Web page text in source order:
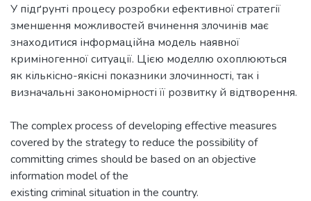
У підґрунті процесу розробки ефективної стратегії
зменшення можливостей вчинення злочинів має
знаходитися інформаційна модель наявної
криміногенної ситуації. Цією моделлю охоплюються
як кількісно-якісні показники злочинності, так і
визначальні закономірності її розвитку й відтворення.
The complex process of developing effective measures
covered by the strategy to reduce the possibility of
committing crimes should be based on an objective
information model of the
existing criminal situation in the country.